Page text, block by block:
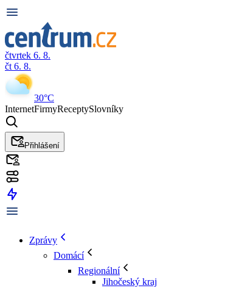
čtvrtek 6. 8.
čt 6. 8.
30°C
InternetFirmyReceptySlovníky
Přihlášení
Zprávy
Domácí
Regionální
Jihočeský kraj